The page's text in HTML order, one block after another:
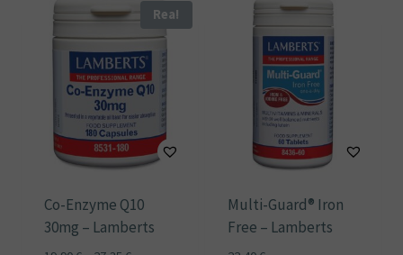
Rea!
Co-Enzyme Q10
30mg – Lamberts
Multi-Guard® Iron
Free – Lamberts